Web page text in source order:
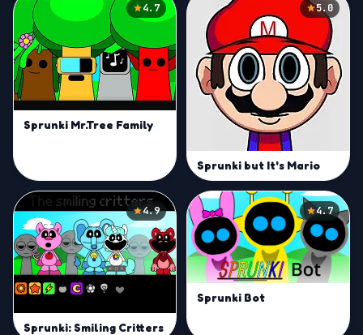
4.7
Sprunki Mr.Tree Family
5.0
Sprunki but It's Mario
4.9
Sprunki: Smiling Critters
4.7
Sprunki Bot